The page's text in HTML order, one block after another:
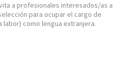
a profesionales interesados/as a
para ocupar el cargo de
como lengua extranjera.